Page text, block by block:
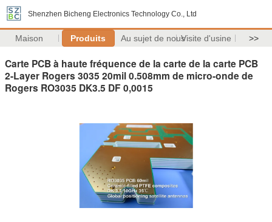
Shenzhen Bicheng Electronics Technology Co., Ltd
Maison Produits Au sujet de nousVisite d'usine >>
Carte PCB à haute fréquence de la carte de la carte PCB
2-Layer Rogers 3035 20mil 0.508mm de micro-onde de
Rogers RO3035 DK3.5 DF 0,0015